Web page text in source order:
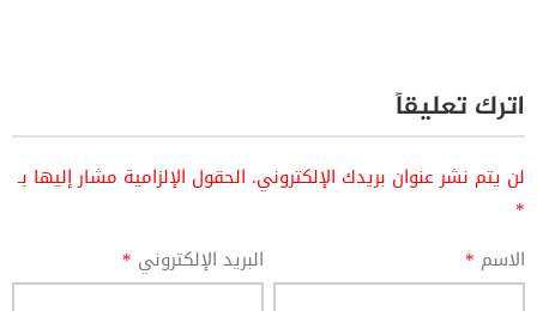
اترك تعليقاً
لن يتم نشر عنوان بريدك الإلكتروني. الحقول الإلزامية مشار إليها بـ
*
الاسم * البريد الإلكتروني *